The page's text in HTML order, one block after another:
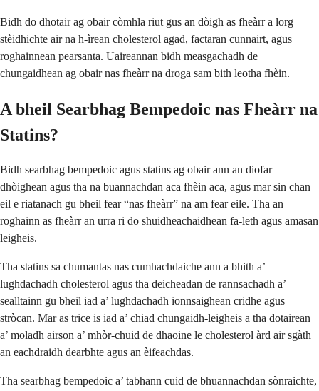
Bidh do dhotair ag obair còmhla riut gus an dòigh as fheàrr a lorg
stèidhichte air na h-ìrean cholesterol agad, factaran cunnairt, agus
roghainnean pearsanta. Uaireannan bidh measgachadh de
chungaidhean ag obair nas fheàrr na droga sam bith leotha fhèin.
A bheil Searbhag Bempedoic nas Fheàrr na
Statins?
Bidh searbhag bempedoic agus statins ag obair ann an diofar
dhòighean agus tha na buannachdan aca fhèin aca, agus mar sin chan
eil e riatanach gu bheil fear “nas fheàrr” na am fear eile. Tha an
roghainn as fheàrr an urra ri do shuidheachaidhean fa-leth agus amasan
leigheis.
Tha statins sa chumantas nas cumhachdaiche ann a bhith a’
lughdachadh cholesterol agus tha deicheadan de rannsachadh a’
sealltainn gu bheil iad a’ lughdachadh ionnsaighean cridhe agus
stròcan. Mar as trice is iad a’ chiad chungaidh-leigheis a tha dotairean
a’ moladh airson a’ mhòr-chuid de dhaoine le cholesterol àrd air sgàth
an eachdraidh dearbhte agus an èifeachdas.
Tha searbhag bempedoic a’ tabhann cuid de bhuannachdan sònraichte,